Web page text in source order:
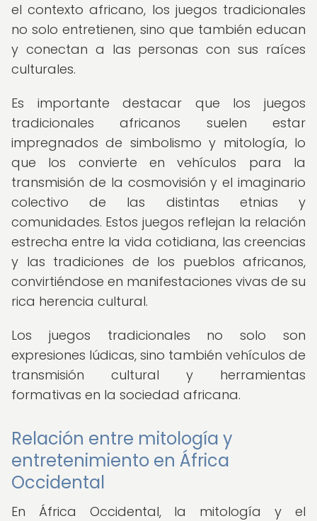
el contexto africano, los juegos tradicionales
no solo entretienen, sino que también educan
y conectan a las personas con sus raíces
culturales.
Es importante destacar que los juegos
tradicionales africanos suelen estar
impregnados de simbolismo y mitología, lo
que los convierte en vehículos para la
transmisión de la cosmovisión y el imaginario
colectivo de las distintas etnias y
comunidades. Estos juegos reflejan la relación
estrecha entre la vida cotidiana, las creencias
y las tradiciones de los pueblos africanos,
convirtiéndose en manifestaciones vivas de su
rica herencia cultural.
Los juegos tradicionales no solo son
expresiones lúdicas, sino también vehículos de
transmisión cultural y herramientas
formativas en la sociedad africana.
Relación entre mitología y
entretenimiento en África
Occidental
En África Occidental, la mitología y el